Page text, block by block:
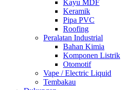
Kayu MDF
Keramik
Pipa PVC
Roofing
Peralatan Industrial
Bahan Kimia
Komponen Listrik
Otomotif
Vape / Electric Liquid
Tembakau